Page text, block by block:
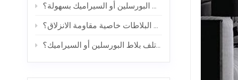
هل تتشقق بلاطات البورسلين أو السيراميك بسهولة؟
كيف تحقق البلاطات خاصية مقاومة الانزلاق؟
هل يمكن أن يتسبب الماء في تلف بلاط البورسلين أو السيراميك؟